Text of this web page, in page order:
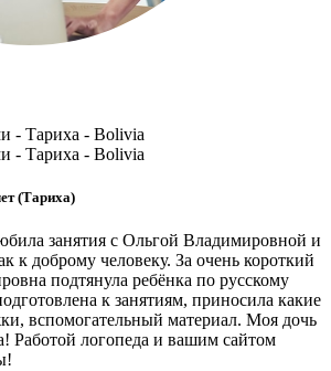
- Тариха - Bolivia
- Тариха - Bolivia
(Тариха)
занятия с Ольгой Владимировной и
к доброму человеку. За очень короткий
подтянула ребёнка по русскому
к занятиям, приносила какие
вспомогательный материал. Моя дочь
Работой логопеда и вашим сайтом